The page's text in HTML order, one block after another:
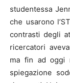
studentessa
che usarono
contrasti degli
ricercatori
ma fin ad oggi
spiegazione